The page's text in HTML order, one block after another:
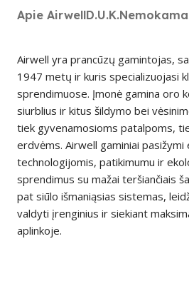
Apie AirwellD.U.K.
Airwell yra prancūzų gamintojas,
1947 metų ir kuris specializuojasi
sprendimuose. Įmonė gamina oro
siurblius ir kitus šildymo bei
tiek gyvenamosioms patalpoms,
erdvėms. Airwell gaminiai
technologijomis, patikimumu ir
sprendimus su mažai teršiančiais
pat siūlo išmaniąsias sistemas,
valdyti įrenginius ir siekiant
aplinkoje.